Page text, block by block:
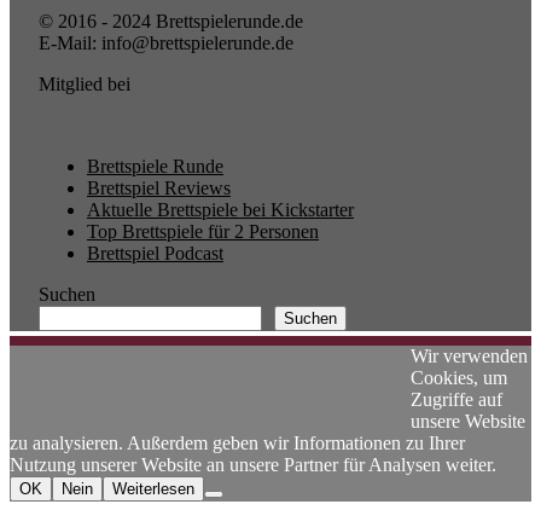
© 2016 - 2024 Brettspielerunde.de
E-Mail: info@brettspielerunde.de
Mitglied bei
Brettspiele Runde
Brettspiel Reviews
Aktuelle Brettspiele bei Kickstarter
Top Brettspiele für 2 Personen
Brettspiel Podcast
Suchen
Suchen
Wir verwenden
Cookies, um
Zugriffe auf
unsere Website
zu analysieren. Außerdem geben wir Informationen zu Ihrer
Nutzung unserer Website an unsere Partner für Analysen weiter.
OK Nein Weiterlesen